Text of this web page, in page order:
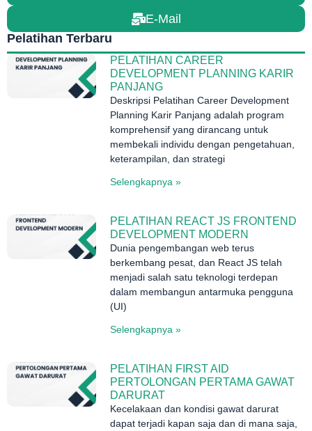
E-Mail
Pelatihan Terbaru
PELATIHAN CAREER
DEVELOPMENT PLANNING KARIR
PANJANG
Deskripsi Pelatihan Career Development
Planning Karir Panjang adalah program
komprehensif yang dirancang untuk
membekali individu dengan pengetahuan,
keterampilan, dan strategi
Selengkapnya »
PELATIHAN REACT JS FRONTEND
DEVELOPMENT MODERN
Dunia pengembangan web terus
berkembang pesat, dan React JS telah
menjadi salah satu teknologi terdepan
dalam membangun antarmuka pengguna
(UI)
Selengkapnya »
PELATIHAN FIRST AID
PERTOLONGAN PERTAMA GAWAT
DARURAT
Kecelakaan dan kondisi gawat darurat
dapat terjadi kapan saja dan di mana saja,